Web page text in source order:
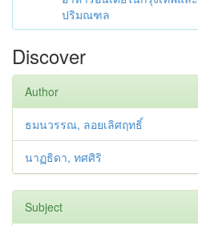
ปริมณฑล
Discover
Author
ธมนวรรณ, ลอยเลิศฤทธิ์
นาฏธิดา, ทศศิริ
Subject